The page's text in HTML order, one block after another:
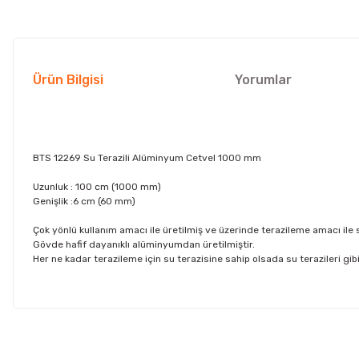
Ürün Bilgisi Yorumlar
BTS 12269 Su Terazili Alüminyum Cetvel 1000 mm
Uzunluk : 100 cm (1000 mm)
Genişlik :6 cm (60 mm)
Çok yönlü kullanım amacı ile üretilmiş ve üzerinde terazileme amacı ile
Gövde hafif dayanıklı alüminyumdan üretilmiştir.
Her ne kadar terazileme için su terazisine sahip olsada su terazileri